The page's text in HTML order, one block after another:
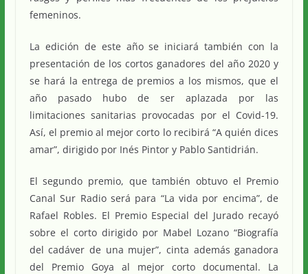
femeninos.
La edición de este año se iniciará también con la
presentación de los cortos ganadores del año 2020 y
se hará la entrega de premios a los mismos, que el
año pasado hubo de ser aplazada por las
limitaciones sanitarias provocadas por el Covid-19.
Así, el premio al mejor corto lo recibirá “A quién dices
amar”, dirigido por Inés Pintor y Pablo Santidrián.
El segundo premio, que también obtuvo el Premio
Canal Sur Radio será para “La vida por encima”, de
Rafael Robles. El Premio Especial del Jurado recayó
sobre el corto dirigido por Mabel Lozano “Biografía
del cadáver de una mujer”, cinta además ganadora
del Premio Goya al mejor corto documental. La